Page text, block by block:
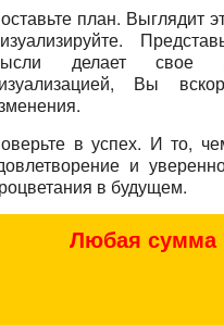
план. Выглядит
делает свое
Вы
в успех. И то,
и
в будущем.
Любая сумма